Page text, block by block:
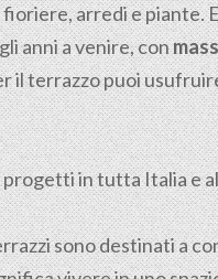
arredi e
anni a venire, con
il terrazzo puoi
in tutta Italia e
sono destinati a